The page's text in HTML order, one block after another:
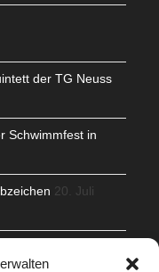
der TG Neuss
Schwimmfest in
20. Juli